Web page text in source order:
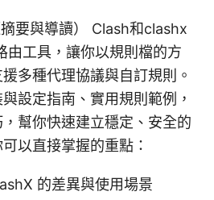
要與導讀） Clash和clashx
由工具，讓你以規則檔的方
多種代理協議與自訂規則。
設定指南、實用規則範例，
幫你快速建立穩定、安全的
以直接掌握的重點：
的差異與使用場景